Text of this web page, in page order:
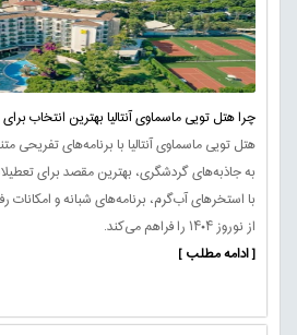
چرا هتل تویی ماسماوی آنتالیا بهترین انتخاب
هتل تویی ماسماوی آنتالیا با برنامه‌های
به جاذبه‌های گردشگری، بهترین مقصد برای
با استخرهای آب‌گرم، برنامه‌های شبانه و
از نوروز ۱۴۰۴ را فراهم می‌کند.
[ ادامه مطلب ]